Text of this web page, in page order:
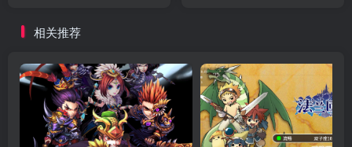
后台+安卓苹果+搭建教程
相关推荐